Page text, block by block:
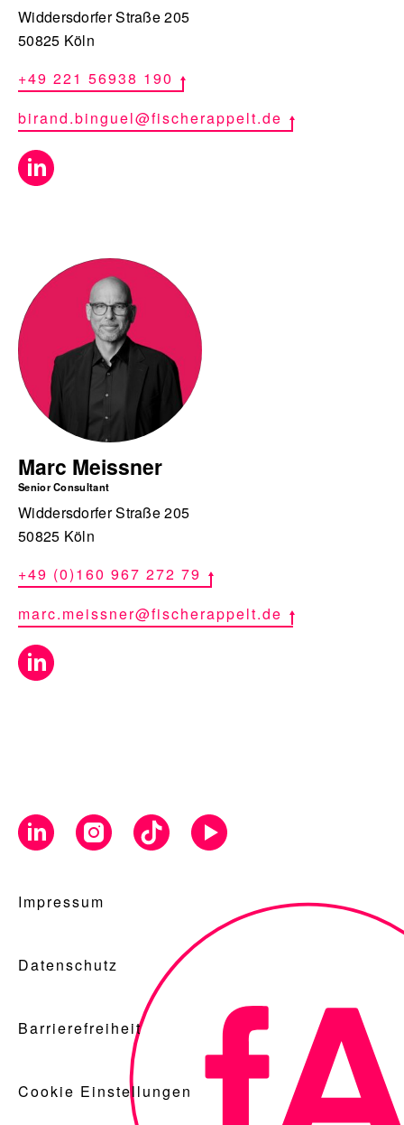
Widdersdorfer Straße 205
50825 Köln
+49 221 56938 190
birand.binguel@fischerappelt.de
Marc Meissner
Senior Consultant
Widdersdorfer Straße 205
50825 Köln
+49 (0)160 967 272 79
marc.meissner@fischerappelt.de
Impressum
Datenschutz
Barrierefreiheit
Cookie Einstellungen